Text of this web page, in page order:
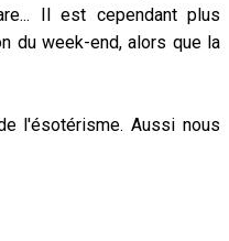
Il est cependant plus
du week-end, alors que la
l'ésotérisme. Aussi nous